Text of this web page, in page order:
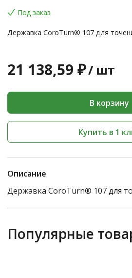
Под заказ
Державка CoroTurn® 107 для
21 138,59 ₽/ шт
В корзину
Купить в 1
Описание
Державка CoroTurn® 107 для
Популярные